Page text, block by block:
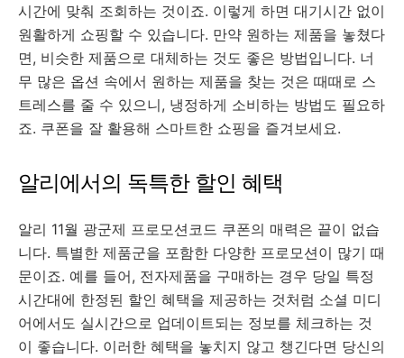
시간에 맞춰 조회하는 것이죠. 이렇게 하면 대기시간 없이
원활하게 쇼핑할 수 있습니다. 만약 원하는 제품을 놓쳤다
면, 비슷한 제품으로 대체하는 것도 좋은 방법입니다. 너
무 많은 옵션 속에서 원하는 제품을 찾는 것은 때때로 스
트레스를 줄 수 있으니, 냉정하게 소비하는 방법도 필요하
죠. 쿠폰을 잘 활용해 스마트한 쇼핑을 즐겨보세요.
알리에서의 독특한 할인 혜택
알리 11월 광군제 프로모션코드 쿠폰의 매력은 끝이 없습
니다. 특별한 제품군을 포함한 다양한 프로모션이 많기 때
문이죠. 예를 들어, 전자제품을 구매하는 경우 당일 특정
시간대에 한정된 할인 혜택을 제공하는 것처럼 소셜 미디
어에서도 실시간으로 업데이트되는 정보를 체크하는 것
이 좋습니다. 이러한 혜택을 놓치지 않고 챙긴다면 당신의